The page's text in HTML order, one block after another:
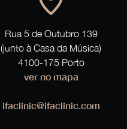
Rua 5 de Outubro 139
(junto à Casa da Música)
4100-175 Porto
ver no mapa
ifaclinic@ifaclinic.com